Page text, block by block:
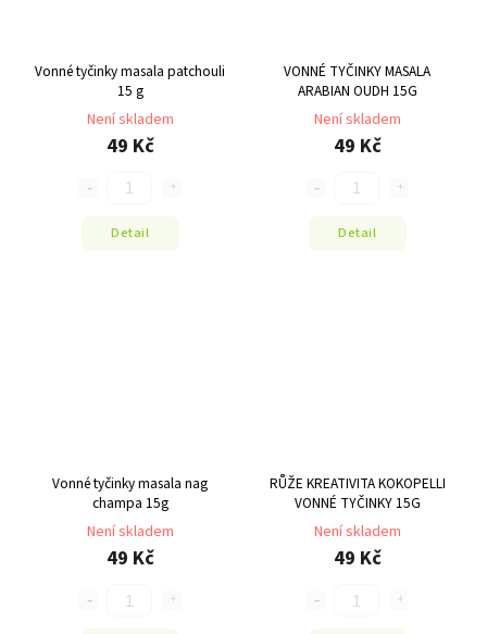
Vonné tyčinky masala patchouli
15 g
Není skladem
49 Kč
Detail
VONNÉ TYČINKY MASALA
ARABIAN OUDH 15G
Není skladem
49 Kč
Detail
Vonné tyčinky masala nag
champa 15g
Není skladem
49 Kč
RŮŽE KREATIVITA KOKOPELLI
VONNÉ TYČINKY 15G
Není skladem
49 Kč